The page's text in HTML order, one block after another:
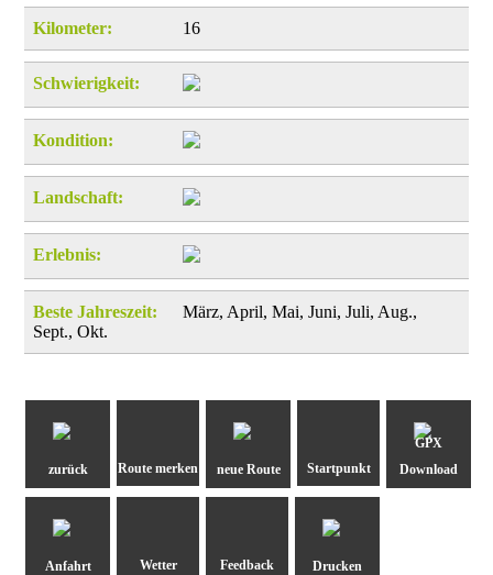
Kilometer: 16
Schwierigkeit:
Kondition:
Landschaft:
Erlebnis:
Beste Jahreszeit:
März, April, Mai, Juni, Juli, Aug.,
Sept., Okt.
zurück neue Route
GPX
Download
Anfahrt Drucken